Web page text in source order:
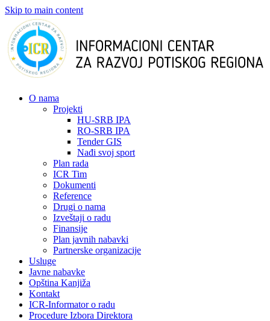
Skip to main content
О nama
Projekti
HU-SRB IPA
RO-SRB IPA
Tender GIS
Nađi svoj sport
Plan rada
ICR Tim
Dokumenti
Reference
Drugi o nama
Izveštaji o radu
Finansije
Plan javnih nabavki
Partnerske organizacije
Usluge
Javne nabavke
Opština Kanjiža
Kontakt
ICR-Informator o radu
Procedure Izbora Direktora